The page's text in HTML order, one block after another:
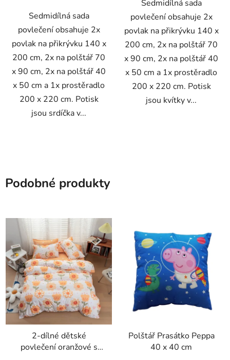
Sedmidílná sada
povlečení obsahuje 2x
povlak na přikrývku 140 x
200 cm, 2x na polštář 70
x 90 cm, 2x na polštář 40
x 50 cm a 1x prostěradlo
200 x 220 cm. Potisk
jsou srdíčka v...
Sedmidílná sada
povlečení obsahuje 2x
povlak na přikrývku 140 x
200 cm, 2x na polštář 70
x 90 cm, 2x na polštář 40
x 50 cm a 1x prostěradlo
200 x 220 cm. Potisk
jsou kvítky v...
Podobné produkty
2-dílné dětské
povlečení oranžové s
Polštář Prasátko Peppa
40 x 40 cm